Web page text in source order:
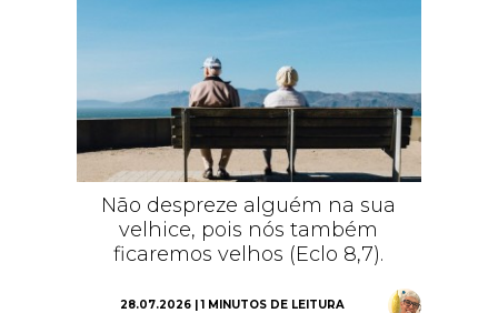
Não despreze alguém na sua
velhice, pois nós também
ficaremos velhos (Eclo 8,7).
28.07.2026 | 1 MINUTOS DE LEITURA